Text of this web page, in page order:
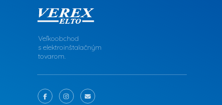
Veľkoobchod
s elektroinštalačným
tovarom.